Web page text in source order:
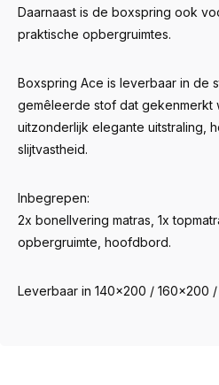
Daarnaast is de boxspring ook
praktische opbergruimtes.
Boxspring Ace is leverbaar in de
gemêleerde stof dat gekenmerkt
uitzonderlijk elegante uitstraling,
slijtvastheid.
Inbegrepen:
2x bonellvering matras, 1x
opbergruimte, hoofdbord.
Leverbaar in 140x200 / 160x200